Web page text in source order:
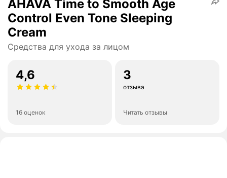
AHAVA Time to Smooth Age
Control Even Tone Sleeping
Cream
Средства для ухода за лицом
4,6
16 оценок
3
отзыва
Читать отзывы